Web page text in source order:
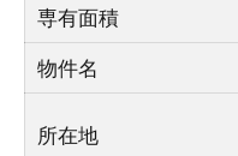
専有面積
物件名
所在地